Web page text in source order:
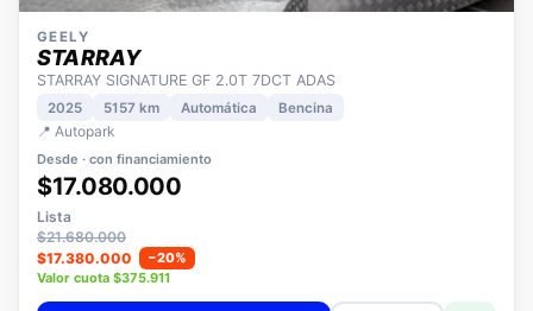
GEELY
STARRAY
STARRAY SIGNATURE GF 2.0T 7DCT ADAS
2025 5157 km
📍 Autopark
Desde · con financiamiento
$17.080.000
Lista
$21.680.000
$17.380.000
−20%
Valor cuota $375.911